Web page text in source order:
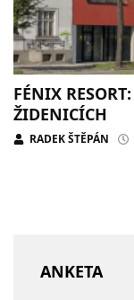
FÉNIX
ŽIDENICÍCH
RADEK ŠTĚPÁN
ANKETA